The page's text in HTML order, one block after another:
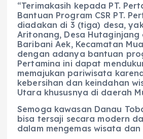
“Terimakasih kepada PT.
Bantuan Program CSR PT.
diadakan di 3 (tiga) desa,
Aritonang, Desa Hutaginjang
Baribani Aek, Kecamatan
dengan adanya bantuan
Pertamina ini dapat
memajukan pariwisata
kebersihan dan keindahan
Utara khususnya di daerah
Semoga kawasan Danau
bisa tersaji secara modern
dalam mengemas wisata